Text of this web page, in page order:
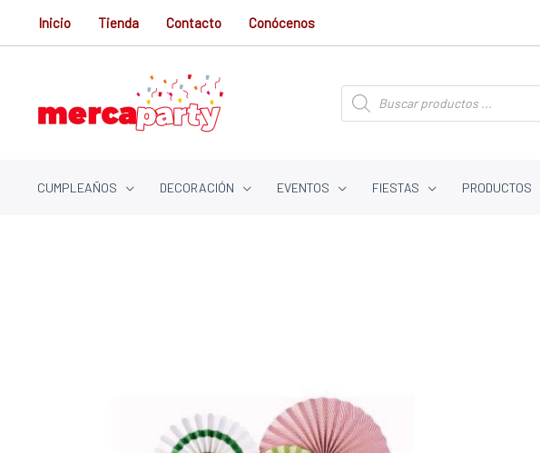
Inicio Tienda Contacto Conócenos
Búsqueda
de
productos
CUMPLEAÑOS DECORACIÓN EVENTOS FIESTAS PRODUCTOS